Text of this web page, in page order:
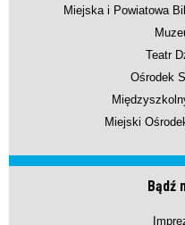
Miejska i Powiatowa
Teatr
Ośrodek
Miejski
Bądź